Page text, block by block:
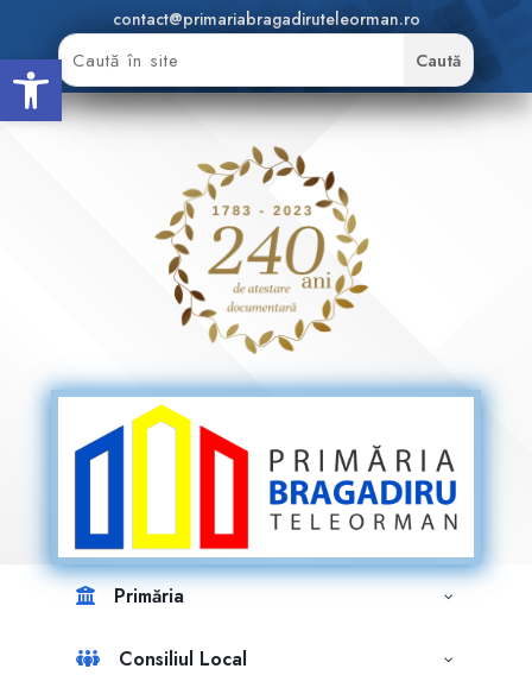
Deschide bara de unelte
contact@primariabragadiruteleorman.ro
Primăria
Consiliul Local